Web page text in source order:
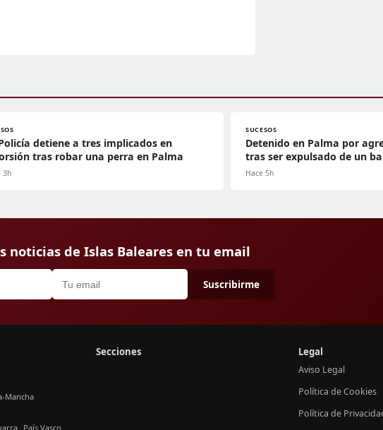
detiene a tres implicados en
tras robar una perra en Palma
3h
SUCESOS
Detenido en Palma por
tras ser expulsado de un
Hace 5h
noticias de Islas Baleares en tu email
Suscribirme
Mancha
País Vasco
Secciones Legal
Aviso Legal
Política de Cookies
Política de